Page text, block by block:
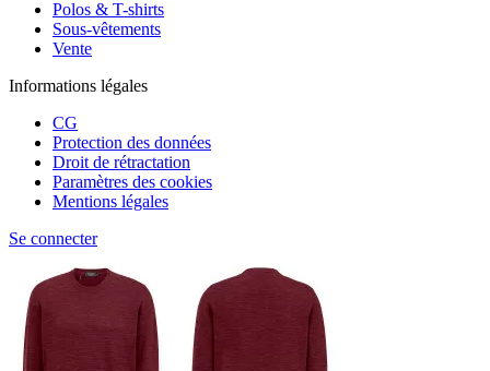
Polos & T-shirts
Sous-vêtements
Vente
Informations légales
CG
Protection des données
Droit de rétractation
Paramètres des cookies
Mentions légales
Se connecter